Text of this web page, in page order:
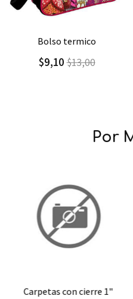
Agregar Detalle
bolso termico
$9,10$13,00
Por
Agregar Detalle
carpetas con cierre 1"